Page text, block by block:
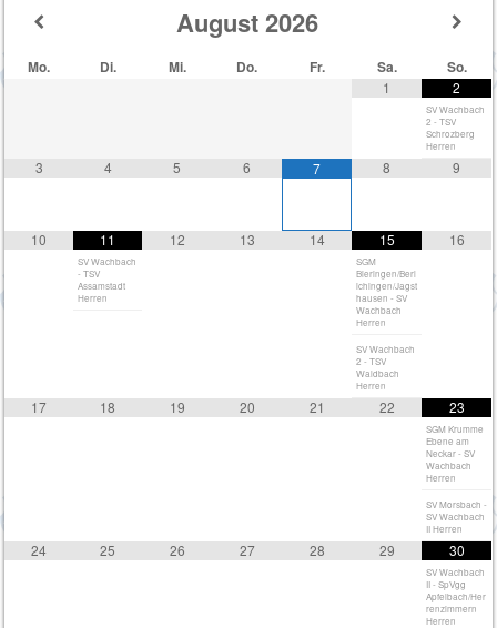
August 2026
Mo. Di. Mi. Do. Fr. Sa. So.
1 2
SV Wachbach
2 - TSV
Schrozberg
Herren
3 4 5 6 7 8 9
10 11
SV Wachbach
- TSV
Assamstadt
Herren
12 13 14 15
SGM
Bieringen/Berl
ichingen/Jagst
hausen - SV
Wachbach
Herren
SV Wachbach
2 - TSV
Waldbach
Herren
16
17 18 19 20 21 22 23
SGM Krumme
Ebene am
Neckar - SV
Wachbach
Herren
SV Morsbach -
SV Wachbach
II Herren
24 25 26 27 28 29 30
SV Wachbach
II - SpVgg
Apfelbach/Her
renzimmern
Herren